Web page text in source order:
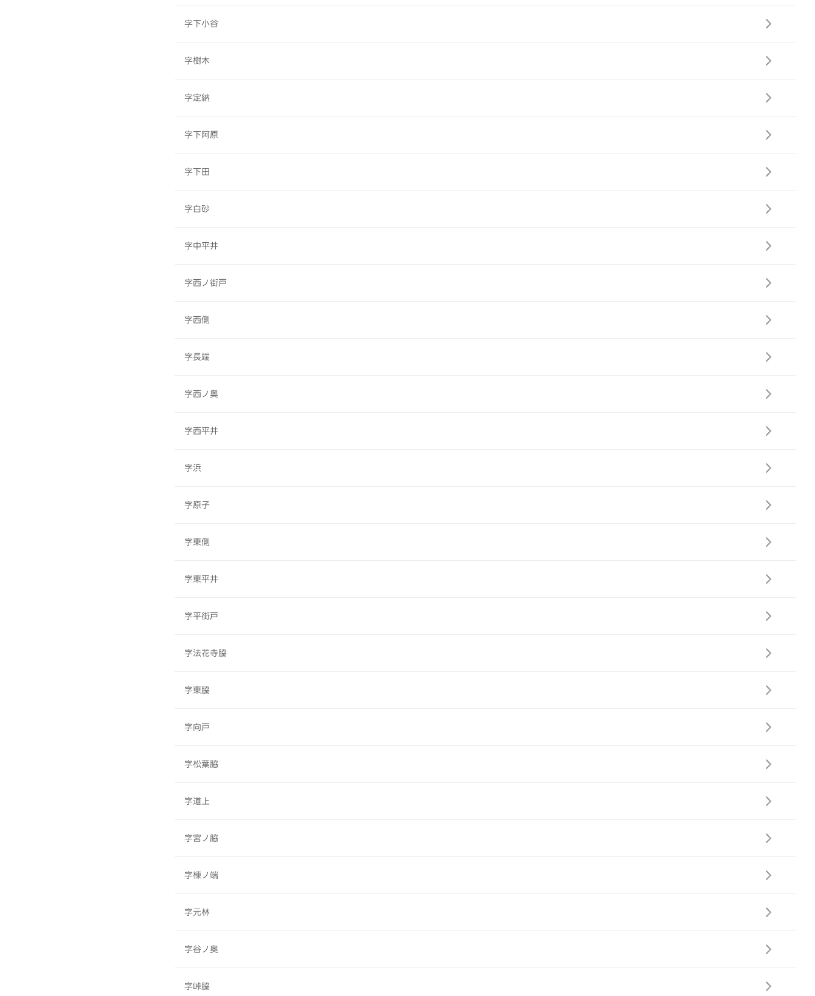
字下小谷
字樹木
字定納
字下阿原
字下田
字白砂
字中平井
字西ノ街戸
字西側
字長端
字西ノ奥
字西平井
字浜
字原子
字東側
字東平井
字平街戸
字法花寺脇
字東脇
字向戸
字松葉脇
字道上
字宮ノ脇
字棟ノ端
字元林
字谷ノ奥
字峠脇